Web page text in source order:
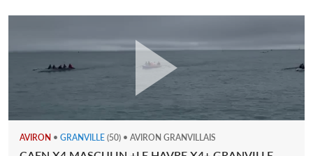
AVIRON • GRANVILLE (50) • AVIRON GRANVILLAIS